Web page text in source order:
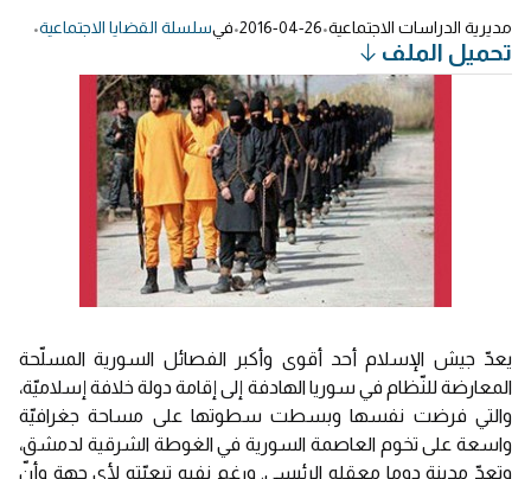
مديرية الدراسات الاجتماعية•
2016-04-26
•فيسلسلة القضايا الاجتماعية•
تحميل الملف
يعدّ جيش الإسلام أحد أقوى وأكبر الفصائل السورية المسلّحة
المعارضة للنّظام في سوريا الهادفة إلى إقامة دولة خلافة إسلاميّة،
والتي فرضت نفسها وبسطت سطوتها على مساحة جغرافيّة
واسعة على تخوم العاصمة السورية في الغوطة الشرقية لدمشق،
وتعدّ مدينة دوما معقله الرئيسي. ورغم نفيه تبعيّته لأي جهة وأنّ